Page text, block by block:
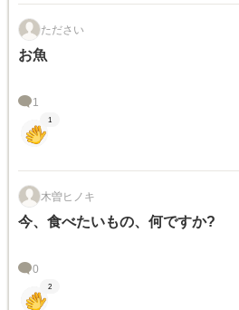
たださい
お魚
1
1
木曽ヒノキ
今、食べたいもの、何ですか?
0
2